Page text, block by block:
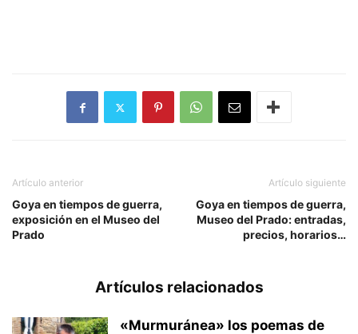
Artículo anterior
Goya en tiempos de guerra,
exposición en el Museo del
Prado
Artículo siguiente
Goya en tiempos de guerra,
Museo del Prado: entradas,
precios, horarios…
Artículos relacionados
«Murmuránea» los poemas de